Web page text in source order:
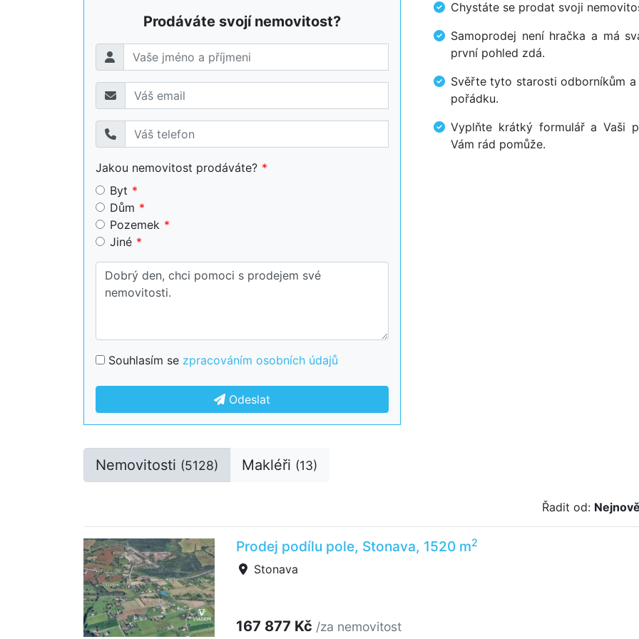
Prodáváte svojí nemovitost?
Jakou nemovitost prodáváte?
Byt
Dům
Pozemek
Jiné
Souhlasím se zpracováním osobních údajů
Odeslat
Chystáte se prodat svoji
Samoprodej není hračka a má
první pohled zdá.
Svěřte tyto starosti odborníkům
pořádku.
Vyplňte krátký formulář a Vaši
Vám rád pomůže.
Nemovitosti (5128) Makléři (13)
Řadit od:
Prodej podílu pole, Stonava, 1520 m2
Stonava
167 877 Kč /za nemovitost